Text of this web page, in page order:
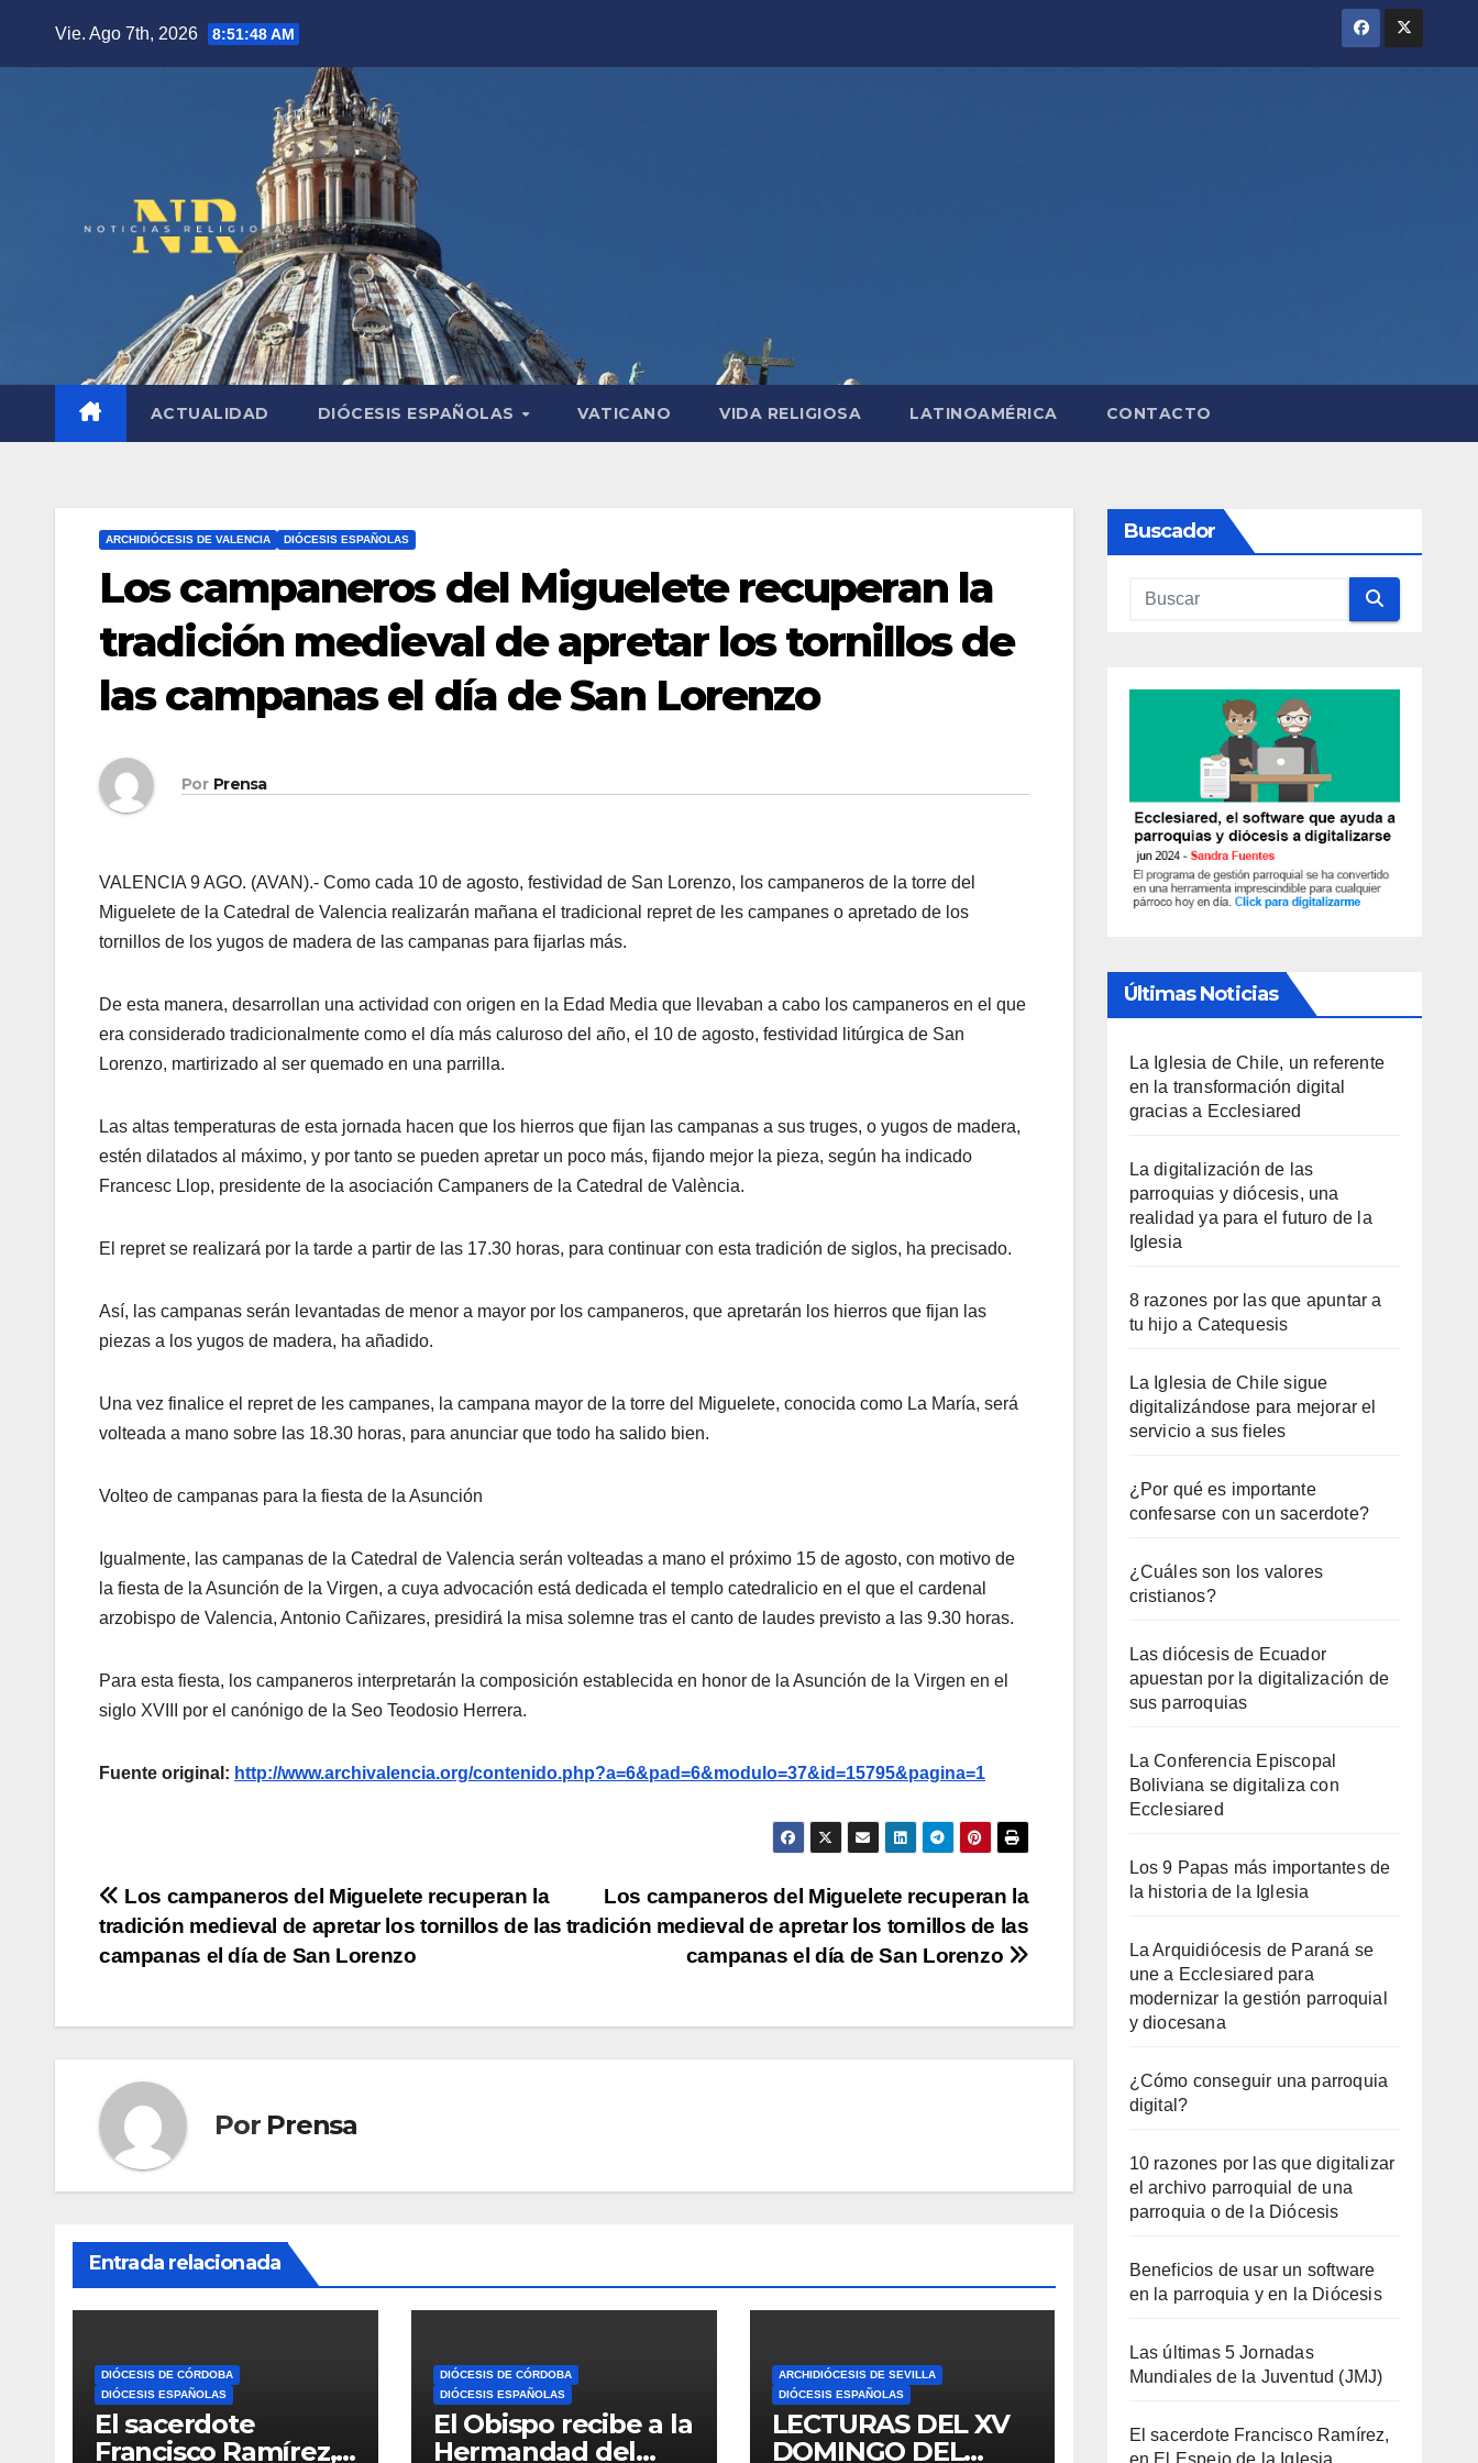
Vie. Ago 7th, 2026 8:51:49 AM
ACTUALIDAD DIÓCESIS ESPAÑOLAS VATICANO VIDA RELIGIOSA LATINOAMÉRICA CONTACTO
ARCHIDIÓCESIS DE VALENCIA DIÓCESIS ESPAÑOLAS
Los campaneros del Miguelete recuperan la
tradición medieval de apretar los tornillos de
las campanas el día de San Lorenzo
Por Prensa
VALENCIA 9 AGO. (AVAN).- Como cada 10 de agosto, festividad de San Lorenzo, los campaneros de la torre del
Miguelete de la Catedral de Valencia realizarán mañana el tradicional repret de les campanes o apretado de los
tornillos de los yugos de madera de las campanas para fijarlas más.
De esta manera, desarrollan una actividad con origen en la Edad Media que llevaban a cabo los campaneros en el que
era considerado tradicionalmente como el día más caluroso del año, el 10 de agosto, festividad litúrgica de San
Lorenzo, martirizado al ser quemado en una parrilla.
Las altas temperaturas de esta jornada hacen que los hierros que fijan las campanas a sus truges, o yugos de madera,
estén dilatados al máximo, y por tanto se pueden apretar un poco más, fijando mejor la pieza, según ha indicado
Francesc Llop, presidente de la asociación Campaners de la Catedral de València.
El repret se realizará por la tarde a partir de las 17.30 horas, para continuar con esta tradición de siglos, ha precisado.
Así, las campanas serán levantadas de menor a mayor por los campaneros, que apretarán los hierros que fijan las
piezas a los yugos de madera, ha añadido.
Una vez finalice el repret de les campanes, la campana mayor de la torre del Miguelete, conocida como La María, será
volteada a mano sobre las 18.30 horas, para anunciar que todo ha salido bien.
Volteo de campanas para la fiesta de la Asunción
Igualmente, las campanas de la Catedral de Valencia serán volteadas a mano el próximo 15 de agosto, con motivo de
la fiesta de la Asunción de la Virgen, a cuya advocación está dedicada el templo catedralicio en el que el cardenal
arzobispo de Valencia, Antonio Cañizares, presidirá la misa solemne tras el canto de laudes previsto a las 9.30 horas.
Para esta fiesta, los campaneros interpretarán la composición establecida en honor de la Asunción de la Virgen en el
siglo XVIII por el canónigo de la Seo Teodosio Herrera.
Fuente original: http://www.archivalencia.org/contenido.php?a=6&pad=6&modulo=37&id=15795&pagina=1
Navegación
de
Los campaneros del Miguelete recuperan la
tradición medieval de apretar los tornillos de las
campanas el día de San Lorenzo
Los campaneros del Miguelete recuperan la
tradición medieval de apretar los tornillos de las
campanas el día de San Lorenzo
Por Prensa
Entrada relacionada
DIÓCESIS DE CÓRDOBA
DIÓCESIS ESPAÑOLAS
El sacerdote
Francisco Ramírez,
DIÓCESIS DE CÓRDOBA
DIÓCESIS ESPAÑOLAS
El Obispo recibe a la
Hermandad del
ARCHIDIÓCESIS DE SEVILLA
DIÓCESIS ESPAÑOLAS
LECTURAS DEL XV
DOMINGO DEL
Buscador
Últimas Noticias
La Iglesia de Chile, un referente
en la transformación digital
gracias a Ecclesiared
La digitalización de las
parroquias y diócesis, una
realidad ya para el futuro de la
Iglesia
8 razones por las que apuntar a
tu hijo a Catequesis
La Iglesia de Chile sigue
digitalizándose para mejorar el
servicio a sus fieles
¿Por qué es importante
confesarse con un sacerdote?
¿Cuáles son los valores
cristianos?
Las diócesis de Ecuador
apuestan por la digitalización de
sus parroquias
La Conferencia Episcopal
Boliviana se digitaliza con
Ecclesiared
Los 9 Papas más importantes de
la historia de la Iglesia
La Arquidiócesis de Paraná se
une a Ecclesiared para
modernizar la gestión parroquial
y diocesana
¿Cómo conseguir una parroquia
digital?
10 razones por las que digitalizar
el archivo parroquial de una
parroquia o de la Diócesis
Beneficios de usar un software
en la parroquia y en la Diócesis
Las últimas 5 Jornadas
Mundiales de la Juventud (JMJ)
El sacerdote Francisco Ramírez,
en El Espejo de la Iglesia